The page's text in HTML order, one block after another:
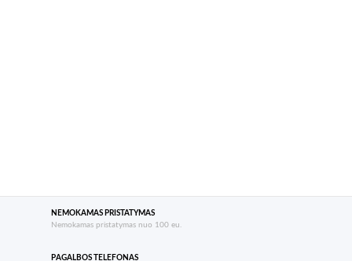
NEMOKAMAS PRISTATYMAS
Nemokamas pristatymas nuo 100 eu.
PAGALBOS TELEFONAS